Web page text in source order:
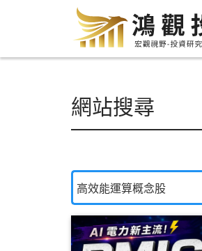
網站搜尋